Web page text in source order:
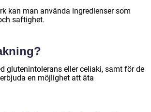
kan man använda ingredienser som
saftighet.
glutenintolerans eller celiaki, samt för de
en möjlighet att äta